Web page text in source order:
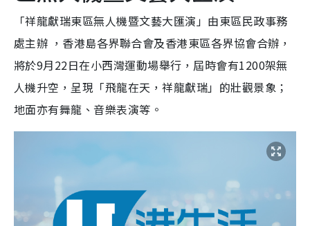
「祥龍獻瑞東區無人機暨文藝大匯演」由東區民政事務
處主辦 ，香港島各界聯合會及香港東區各界協會合辦，
將於9月22日在小西灣運動場舉行，屆時會有1200架無
人機升空，呈現「飛龍在天，祥龍獻瑞」的壯觀景象；
地面亦有舞龍、音樂表演等。